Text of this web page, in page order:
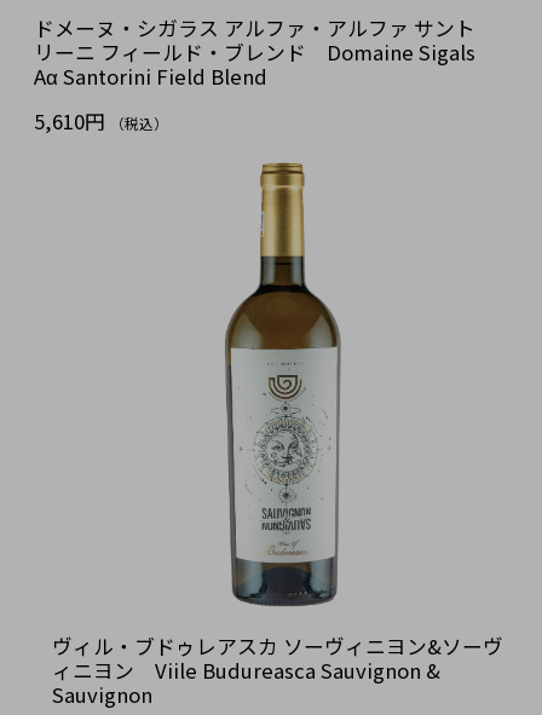
ドメーヌ・シガラス アルファ・アルファ サント
リーニ フィールド・ブレンド Domaine Sigals
Aα Santorini Field Blend
5,610円
（税込）
ヴィル・ブドゥレアスカ ソーヴィニヨン&ソーヴ
ィニヨン Viile Budureasca Sauvignon &
Sauvignon